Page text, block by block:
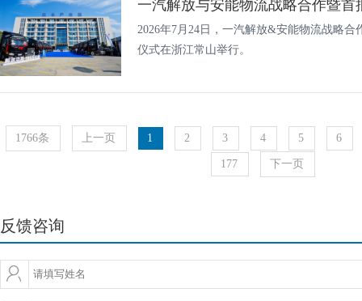
2026年7月24日，一汽解放&安能物流战略合
仪式在浙江常山举行。
1766条 上一页 1 2 3 4 5 6
177 下一页
反馈咨询